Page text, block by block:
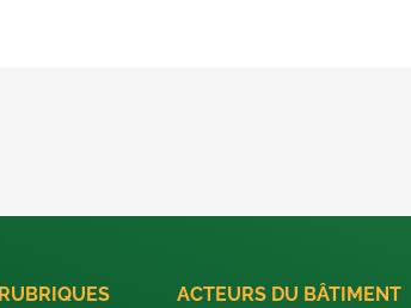
RUBRIQUES ACTEURS DU BÂTIMENT